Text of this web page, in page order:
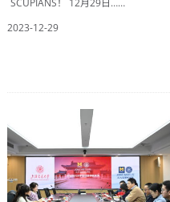
2023-12-29